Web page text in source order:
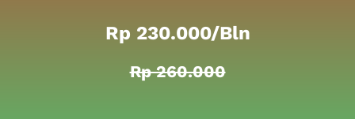
Rp 230.000/bln
Rp 260.000